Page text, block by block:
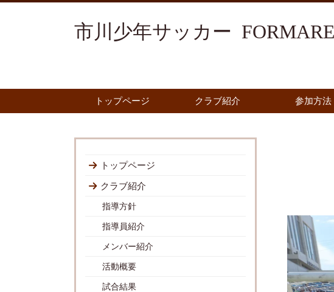
市川少年サッカー FORMARE
トップページ クラブ紹介 参加方法
トップページ
クラブ紹介
指導方針
指導員紹介
メンバー紹介
活動概要
試合結果